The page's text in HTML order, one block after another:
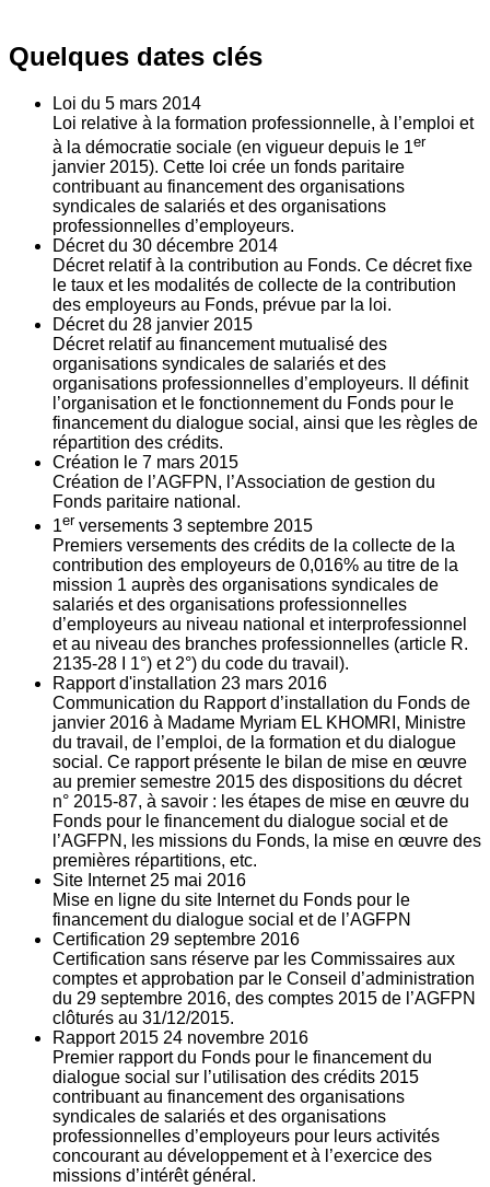
Quelques dates clés
Loi du 5 mars 2014
Loi relative à la formation professionnelle, à l’emploi et
à la démocratie sociale (en vigueur depuis le 1er
janvier 2015). Cette loi crée un fonds paritaire
contribuant au financement des organisations
syndicales de salariés et des organisations
professionnelles d’employeurs.
Décret du 30 décembre 2014
Décret relatif à la contribution au Fonds. Ce décret fixe
le taux et les modalités de collecte de la contribution
des employeurs au Fonds, prévue par la loi.
Décret du 28 janvier 2015
Décret relatif au financement mutualisé des
organisations syndicales de salariés et des
organisations professionnelles d’employeurs. Il définit
l’organisation et le fonctionnement du Fonds pour le
financement du dialogue social, ainsi que les règles de
répartition des crédits.
Création le 7 mars 2015
Création de l’AGFPN, l’Association de gestion du
Fonds paritaire national.
1er versements 3 septembre 2015
Premiers versements des crédits de la collecte de la
contribution des employeurs de 0,016% au titre de la
mission 1 auprès des organisations syndicales de
salariés et des organisations professionnelles
d’employeurs au niveau national et interprofessionnel
et au niveau des branches professionnelles (article R.
2135‐28 I 1°) et 2°) du code du travail).
Rapport d'installation 23 mars 2016
Communication du Rapport d’installation du Fonds de
janvier 2016 à Madame Myriam EL KHOMRI, Ministre
du travail, de l’emploi, de la formation et du dialogue
social. Ce rapport présente le bilan de mise en œuvre
au premier semestre 2015 des dispositions du décret
n° 2015-87, à savoir : les étapes de mise en œuvre du
Fonds pour le financement du dialogue social et de
l’AGFPN, les missions du Fonds, la mise en œuvre des
premières répartitions, etc.
Site Internet 25 mai 2016
Mise en ligne du site Internet du Fonds pour le
financement du dialogue social et de l’AGFPN
Certification 29 septembre 2016
Certification sans réserve par les Commissaires aux
comptes et approbation par le Conseil d’administration
du 29 septembre 2016, des comptes 2015 de l’AGFPN
clôturés au 31/12/2015.
Rapport 2015 24 novembre 2016
Premier rapport du Fonds pour le financement du
dialogue social sur l’utilisation des crédits 2015
contribuant au financement des organisations
syndicales de salariés et des organisations
professionnelles d’employeurs pour leurs activités
concourant au développement et à l’exercice des
missions d’intérêt général.